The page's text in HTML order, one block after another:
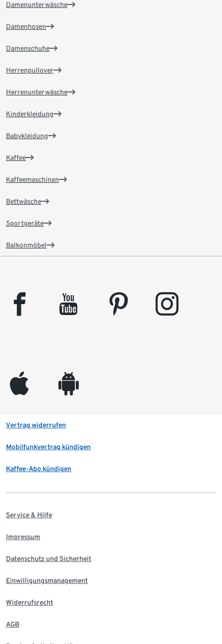
Damenunterwäsche
Damenhosen
Damenschuhe
Herrenpullover
Herrenunterwäsche
Kinderkleidung
Babykleidung
Kaffee
Kaffeemaschinen
Bettwäsche
Sportgeräte
Balkonmöbel
facebook youtube pinterest instagram
appleinc android
Vertrag widerrufen
Mobilfunkvertrag kündigen
Kaffee-Abo kündigen
Service & Hilfe
Impressum
Datenschutz und Sicherheit
Einwilligungsmanagement
Widerrufsrecht
AGB